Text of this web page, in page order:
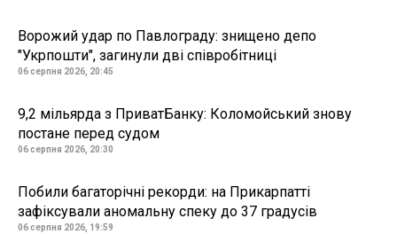
Ворожий удар по Павлограду: знищено депо
"Укрпошти", загинули дві співробітниці
06 серпня 2026, 20:45
9,2 мільярда з ПриватБанку: Коломойський знову
постане перед судом
06 серпня 2026, 20:30
Побили багаторічні рекорди: на Прикарпатті
зафіксували аномальну спеку до 37 градусів
06 серпня 2026, 19:59